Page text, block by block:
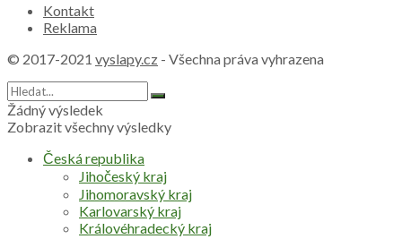
Kontakt
Reklama
© 2017-2021 vyslapy.cz - Všechna práva vyhrazena
Žádný výsledek
Zobrazit všechny výsledky
Česká republika
Jihočeský kraj
Jihomoravský kraj
Karlovarský kraj
Královéhradecký kraj